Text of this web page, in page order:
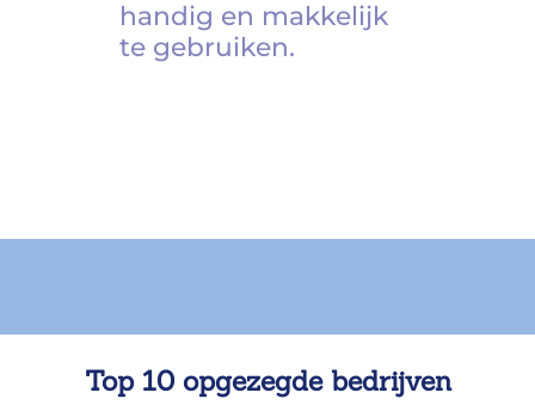
handig en makkelijk
te gebruiken.
Top 10 opgezegde bedrijven